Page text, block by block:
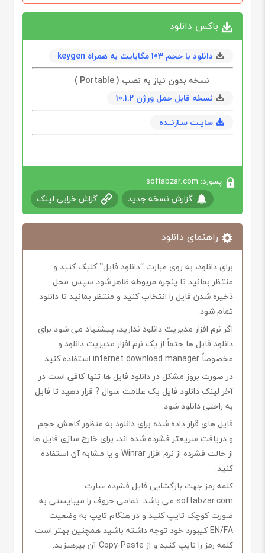
باکس دانلود
دانلود با حجم 103 مگابايت به همراه keygen
نسخه بدون نیاز به نصب ( Portable )
نسخه قابل حمل ورژن 10.1.2
سایـت سـازنــده
پسورد: softabzar.com
گزارش نسخه جدید گزاش خرابی لینک
راهنمای دانلود
برای دانلود، به روی عبارت “دانلود فایل” کلیک کنید و
منتظر بمانید تا پنجره مربوطه ظاهر شود سپس محل
ذخیره شدن فایل را انتخاب کنید و منتظر بمانید تا دانلود
تمام شود.
اگر نرم افزار مدیریت دانلود ندارید، پیشنهاد می شود برای
دانلود فایل ها حتماً از یک نرم افزار مدیریت دانلود و
مخصوصاً internet download manager استفاده کنید.
در صورت بروز مشکل در دانلود فایل ها تنها کافی است در
آخر لینک دانلود فایل یک علامت سوال ? قرار دهید تا فایل
به راحتی دانلود شود.
فایل های قرار داده شده برای دانلود به منظور کاهش حجم
و دریافت سریعتر فشرده شده اند، برای خارج سازی فایل ها
از حالت فشرده از نرم افزار Winrar و یا مشابه آن استفاده
کنید.
کلمه رمز جهت بازگشایی فایل فشرده عبارت
softabzar.com می باشد. تمامی حروف را میبایستی به
صورت کوچک تایپ کنید و در هنگام تایپ به وضعیت
EN/FA کیبورد خود توجه داشته باشید همچنین بهتر است
کلمه رمز را تایپ کنید و از Copy-Paste آن بپرهیزید.